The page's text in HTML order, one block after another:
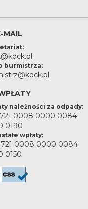
MAIL
burmistrza:
należności za odpady:
0008 0000 0084
0190
wpłaty:
0008 0000 0084
0150